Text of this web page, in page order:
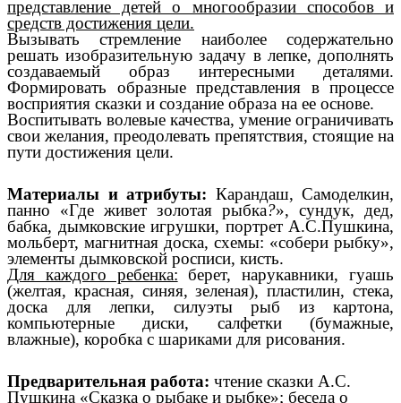
представление детей о многообразии способов и
средств достижения цели.
Вызывать стремление наиболее содержательно
решать изобразительную задачу в лепке, дополнять
создаваемый образ интересными деталями.
Формировать образные представления в процессе
восприятия сказки и создание образа на ее основе.
Воспитывать волевые качества, умение ограничивать
свои желания, преодолевать препятствия, стоящие на
пути достижения цели.
Материалы и атрибуты: Карандаш, Самоделкин,
панно «Где живет золотая рыбка?», сундук, дед,
бабка, дымковские игрушки, портрет А.С.Пушкина,
мольберт, магнитная доска, схемы: «собери рыбку»,
элементы дымковской росписи, кисть.
Для каждого ребенка: берет, нарукавники, гуашь
(желтая, красная, синяя, зеленая), пластилин, стека,
доска для лепки, силуэты рыб из картона,
компьютерные диски, салфетки (бумажные,
влажные), коробка с шариками для рисования.
Предварительная работа: чтение сказки А.С.
Пушкина «Сказка о рыбаке и рыбке»; беседа о